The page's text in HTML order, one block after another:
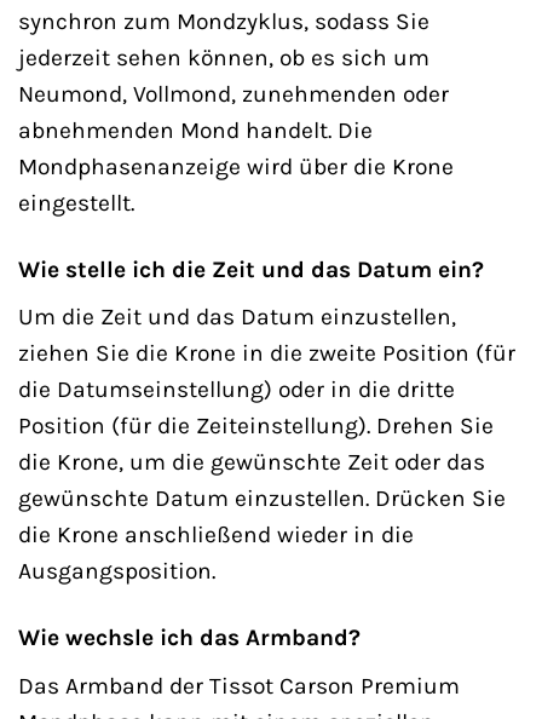
synchron zum Mondzyklus, sodass Sie
jederzeit sehen können, ob es sich um
Neumond, Vollmond, zunehmenden oder
abnehmenden Mond handelt. Die
Mondphasenanzeige wird über die Krone
eingestellt.
Wie stelle ich die Zeit und das Datum ein?
Um die Zeit und das Datum einzustellen,
ziehen Sie die Krone in die zweite Position (für
die Datumseinstellung) oder in die dritte
Position (für die Zeiteinstellung). Drehen Sie
die Krone, um die gewünschte Zeit oder das
gewünschte Datum einzustellen. Drücken Sie
die Krone anschließend wieder in die
Ausgangsposition.
Wie wechsle ich das Armband?
Das Armband der Tissot Carson Premium